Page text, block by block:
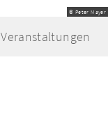
© Peter Mayer
Veranstaltungen